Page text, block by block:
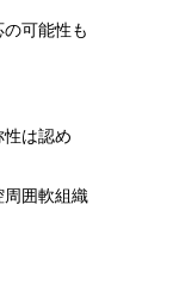
可能性も
は認め
周囲軟組織